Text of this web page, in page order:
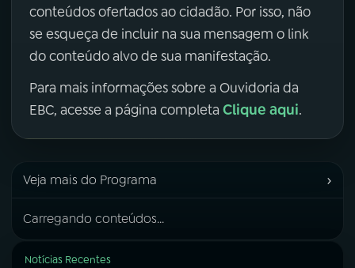
conteúdos ofertados ao cidadão. Por isso, não
se esqueça de incluir na sua mensagem o link
do conteúdo alvo de sua manifestação.
Para mais informações sobre a Ouvidoria da
EBC, acesse a página completa Clique aqui.
Veja mais do Programa ›
Carregando conteúdos...
Notícias Recentes